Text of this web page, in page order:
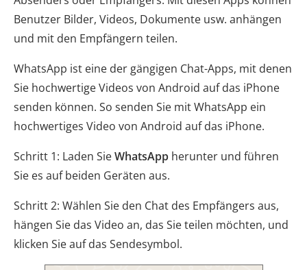
Benutzer Bilder, Videos, Dokumente usw. anhängen
und mit den Empfängern teilen.
WhatsApp ist eine der gängigen Chat-Apps, mit denen
Sie hochwertige Videos von Android auf das iPhone
senden können. So senden Sie mit WhatsApp ein
hochwertiges Video von Android auf das iPhone.
Schritt 1: Laden SieWhatsApp herunter und führen
Sie es auf beiden Geräten aus.
Schritt 2: Wählen Sie den Chat des Empfängers aus,
hängen Sie das Video an, das Sie teilen möchten, und
klicken Sie auf das Sendesymbol.